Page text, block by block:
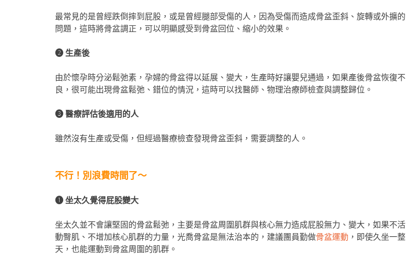
最常見的是曾經跌倒摔到屁股，或是曾經腿部受傷的人，因為受傷而造成骨盆歪斜、旋轉或外擴的
問題，這時將骨盆調正，可以明顯感受到骨盆回位、縮小的效果。
❷ 生產後
由於懷孕時分泌鬆弛素，孕婦的骨盆得以延展、變大，生產時好讓嬰兒通過，如果產後骨盆恢復不
良，很可能出現骨盆鬆弛、錯位的情況，這時可以找醫師、物理治療師檢查與調整歸位。
❸ 醫療評估後適用的人
雖然沒有生產或受傷，但經過醫療檢查發現骨盆歪斜，需要調整的人。
不行！別浪費時間了～
❶ 坐太久覺得屁股變大
坐太久並不會讓堅固的骨盆鬆弛，主要是骨盆周圍肌群與核心無力造成屁股無力、變大，如果不活
動臀肌、不增加核心肌群的力量，光喬骨盆是無法治本的，建議團員勤做骨盆運動 ，即使久坐一整
天，也能運動到骨盆周圍的肌群。